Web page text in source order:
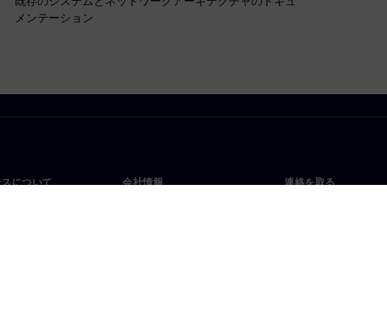
メンテーション
について 会社情報 連絡を取る